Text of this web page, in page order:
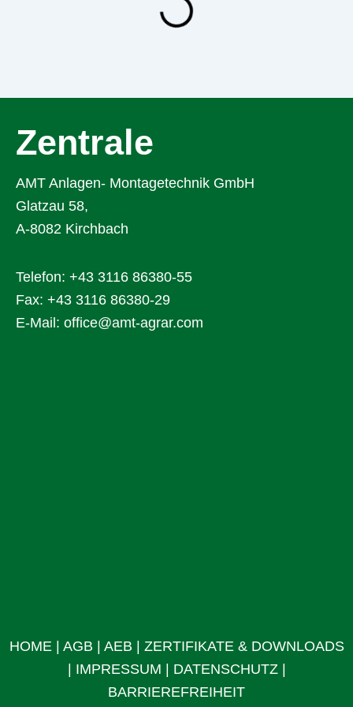
Zentrale
AMT Anlagen- Montagetechnik GmbH
Glatzau 58,
A-8082 Kirchbach
Telefon: +43 3116 86380-55
Fax: +43 3116 86380-29
E-Mail: office@amt-agrar.com
HOME| AGB AEB
ZERTIFIKATE & DOWNLOADS
IMPRESSUM DATENSCHUTZ
BARRIEREFREIHEIT